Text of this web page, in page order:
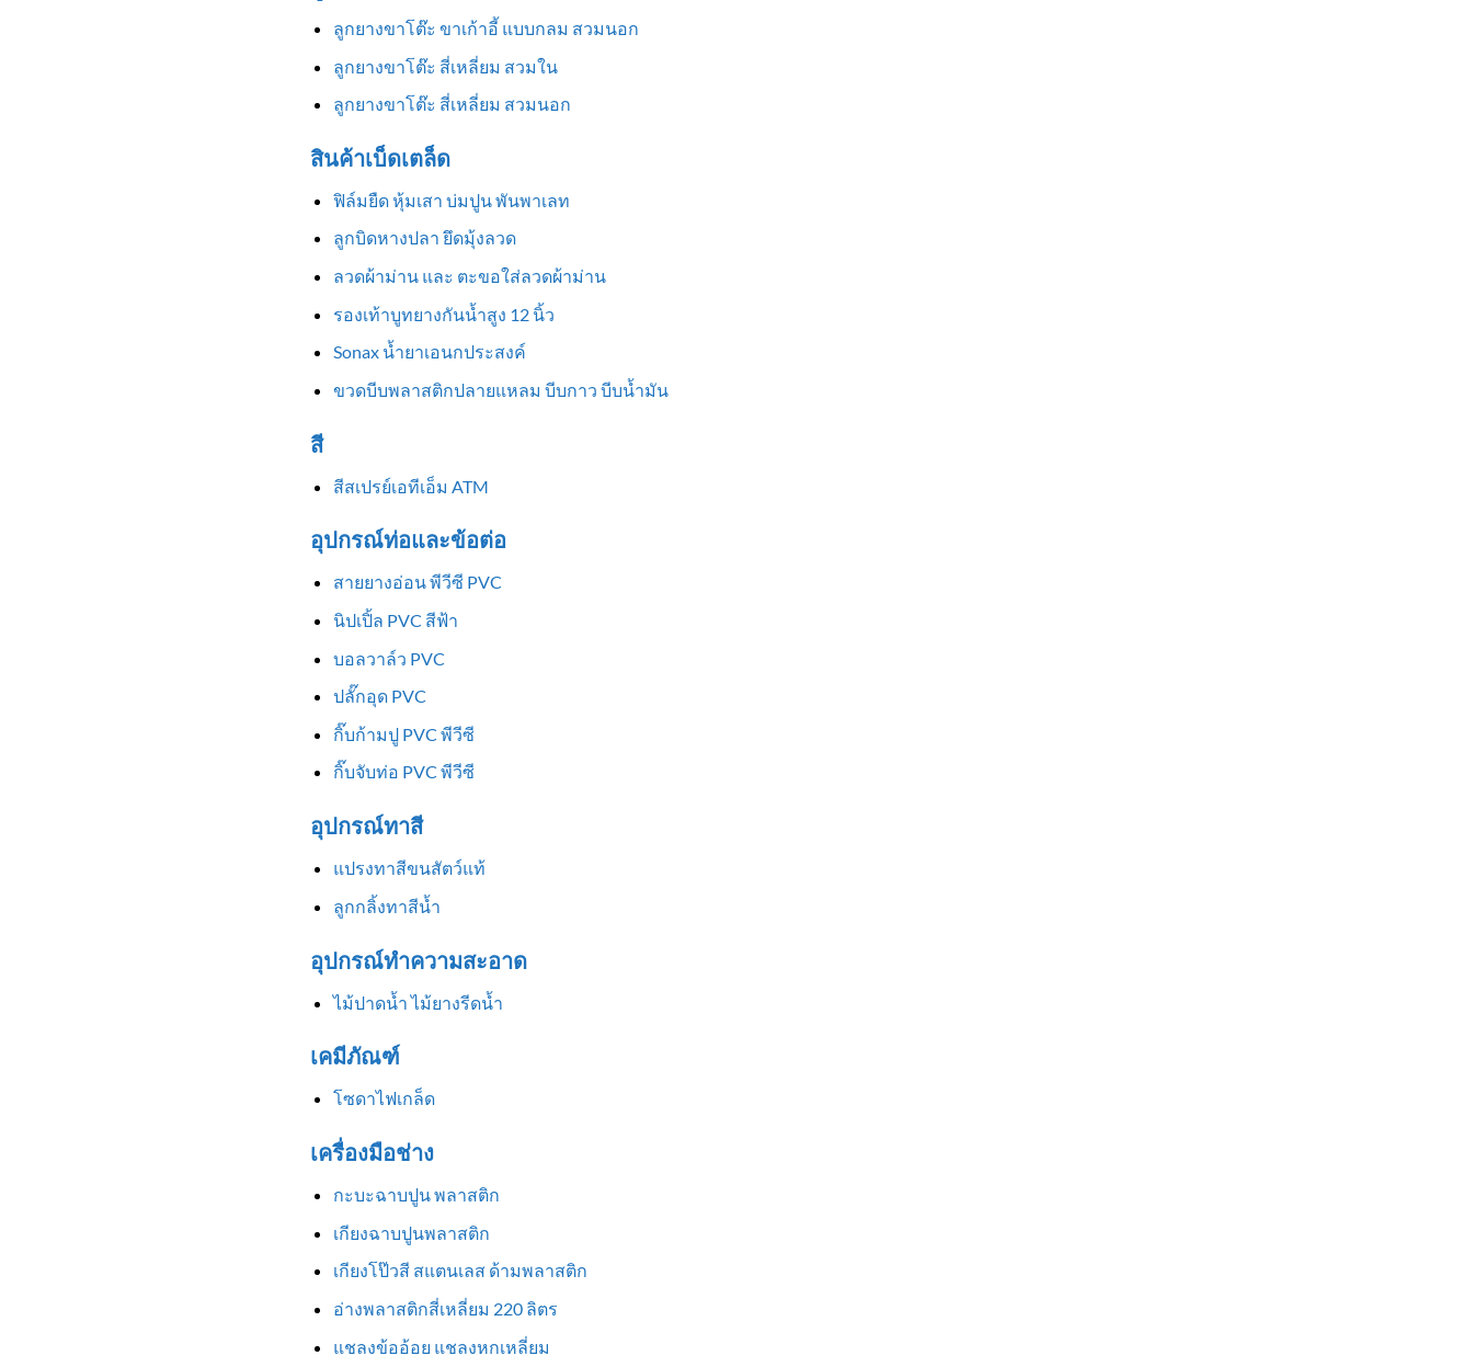
ลูกยางขาโต๊ะ ขาเก้าอี้ แบบกลม สวมนอก
ลูกยางขาโต๊ะ สี่เหลี่ยม สวมใน
ลูกยางขาโต๊ะ สี่เหลี่ยม สวมนอก
สินค้าเบ็ดเตล็ด
ฟิล์มยืด หุ้มเสา บ่มปูน พันพาเลท
ลูกบิดหางปลา ยึดมุ้งลวด
ลวดผ้าม่าน และ ตะขอใส่ลวดผ้าม่าน
รองเท้าบูทยางกันน้ำสูง 12 นิ้ว
Sonax น้ำยาเอนกประสงค์
ขวดบีบพลาสติกปลายแหลม บีบกาว บีบน้ำมัน
สี
สีสเปรย์เอทีเอ็ม ATM
อุปกรณ์ท่อและข้อต่อ
สายยางอ่อน พีวีซี PVC
นิปเปิ้ล PVC สีฟ้า
บอลวาล์ว PVC
ปลั๊กอุด PVC
กิ๊บก้ามปู PVC พีวีซี
กิ๊บจับท่อ PVC พีวีซี
อุปกรณ์ทาสี
แปรงทาสีขนสัตว์แท้
ลูกกลิ้งทาสีน้ำ
อุปกรณ์ทำความสะอาด
ไม้ปาดน้ำ ไม้ยางรีดน้ำ
เคมีภัณฑ์
โซดาไฟเกล็ด
เครื่องมือช่าง
กะบะฉาบปูน พลาสติก
เกียงฉาบปูนพลาสติก
เกียงโป๊วสี สแตนเลส ด้ามพลาสติก
อ่างพลาสติกสี่เหลี่ยม 220 ลิตร
แชลงข้ออ้อย แชลงหกเหลี่ยม